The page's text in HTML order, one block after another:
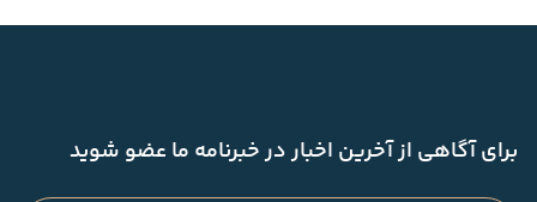
برای آگاهی از آخرین اخبار در خبرنامه ما عضو شوید